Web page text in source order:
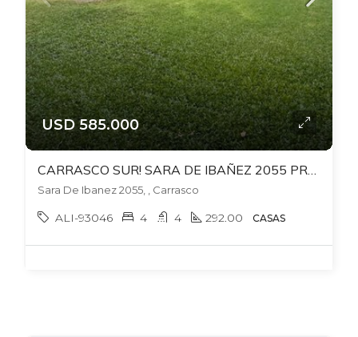
USD 585.000
Sara De Ibanez 2055, , Carrasco
ALI-93046 4 4 292.00 CASAS